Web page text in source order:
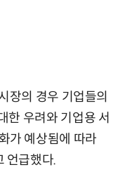
장의 경우 기업들의
한 우려와 기업용 서
가 예상됨에 따라
언급했다.